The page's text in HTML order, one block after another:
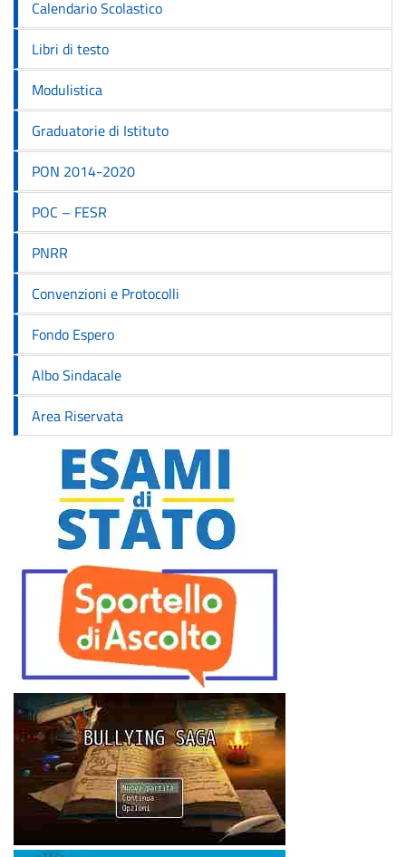
Calendario Scolastico
Libri di testo
Modulistica
Graduatorie di Istituto
PON 2014-2020
POC – FESR
PNRR
Convenzioni e Protocolli
Fondo Espero
Albo Sindacale
Area Riservata